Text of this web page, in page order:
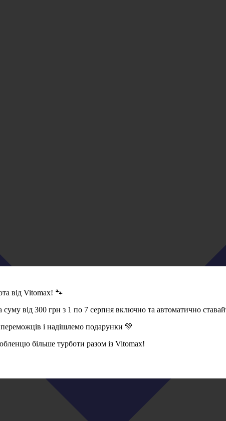
від Vitomax! 🐾
від 300 грн з 1 по 7 серпня включно та автоматично
і надішлемо подарунки 💚
більше турботи разом із Vitomax!